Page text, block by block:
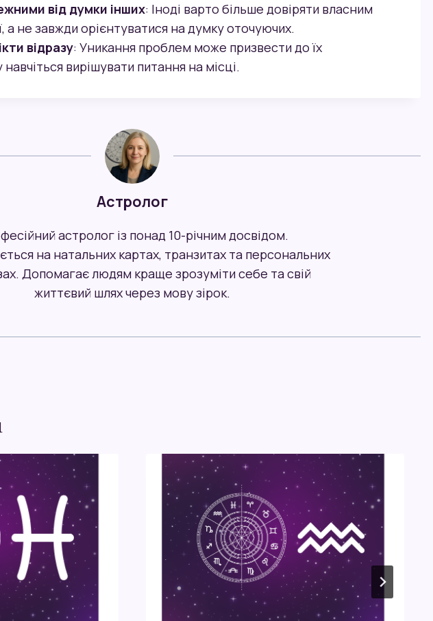
від думки інших: Іноді варто більше довіряти власним
а не завжди орієнтуватися на думку оточуючих.
відразу: Уникання проблем може призвести до їх
вирішувати питання на місці.
Астролог
астролог із понад 10-річним досвідом.
на натальних картах, транзитах та персональних
Допомагає людям краще зрозуміти себе та свій
життєвий шлях через мову зірок.